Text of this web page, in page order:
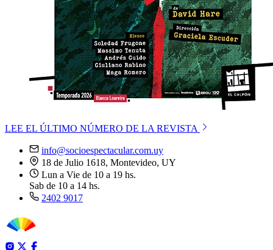
LEE EL ÚLTIMO NÚMERO DE LA REVISTA
info@socioespectacular.com.uy
18 de Julio 1618, Montevideo, UY
Lun a Vie de 10 a 19 hs.
Sab de 10 a 14 hs.
2402 9017